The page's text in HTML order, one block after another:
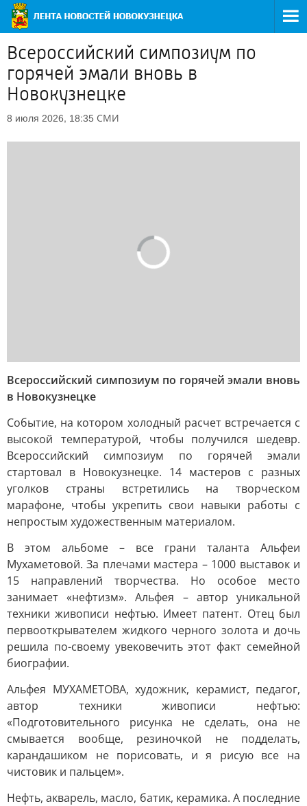
Всероссийский симпозиум по
горячей эмали вновь в
Новокузнецке
8 июля 2026, 18:35 СМИ
Всероссийский симпозиум по горячей эмали вновь
в Новокузнецке
Событие, на котором холодный расчет встречается с
высокой температурой, чтобы получился шедевр.
Всероссийский симпозиум по горячей эмали
стартовал в Новокузнецке. 14 мастеров с разных
уголков страны встретились на творческом
марафоне, чтобы укрепить свои навыки работы с
непростым художественным материалом.
В этом альбоме – все грани таланта Альфеи
Мухаметовой. За плечами мастера – 1000 выставок и
15 направлений творчества. Но особое место
занимает «нефтизм». Альфея – автор уникальной
техники живописи нефтью. Имеет патент. Отец был
первооткрывателем жидкого черного золота и дочь
решила по-своему увековечить этот факт семейной
биографии.
Альфея МУХАМЕТОВА, художник, керамист, педагог,
автор техники живописи нефтью:
«Подготовительного рисунка не сделать, она не
смывается вообще, резиночкой не подделать,
карандашиком не порисовать, и я рисую все на
чистовик и пальцем».
Нефть, акварель, масло, батик, керамика. А последние